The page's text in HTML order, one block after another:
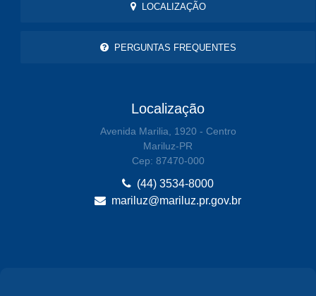
LOCALIZAÇÃO
PERGUNTAS FREQUENTES
Localização
Avenida Marilia, 1920 - Centro
Mariluz-PR
Cep: 87470-000
(44) 3534-8000
mariluz@mariluz.pr.gov.br